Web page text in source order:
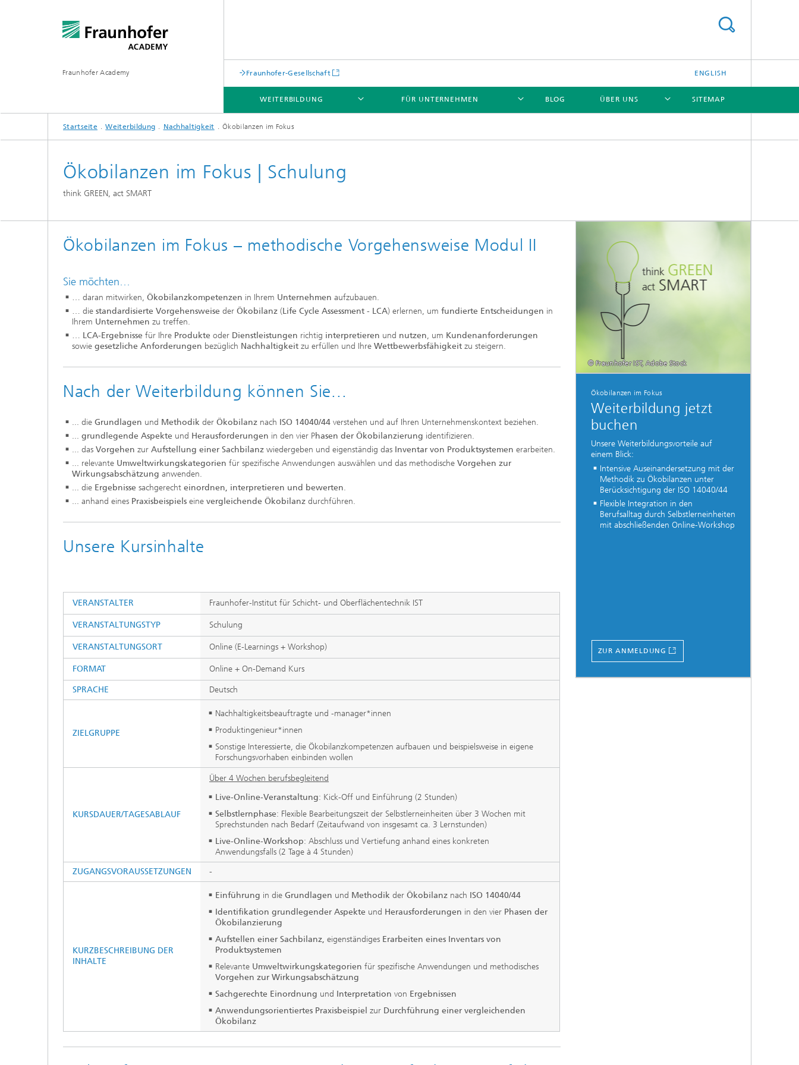
Fraunhofer Academy Fraunhofer-Gesellschaft ENGLISH
WEITERBILDUNG
WEITERBILDUNG
FÜR UNTERNEHMEN
FÜR UNTERNEHMEN
BLOG ÜBER UNS
ÜBER UNS
SITEMAP
Startseite Weiterbildung Nachhaltigkeit Ökobilanzen im Fokus
Ökobilanzen im Fokus | Schulung
think GREEN, act SMART
Ökobilanzen im Fokus – methodische Vorgehensweise Modul II
Sie möchten…
… daran mitwirken, Ökobilanzkompetenzen in Ihrem Unternehmen aufzubauen.
… die standardisierte Vorgehensweise der Ökobilanz (Life Cycle Assessment - LCA) erlernen, um fundierte Entscheidungen in
Ihrem Unternehmen zu treffen.
… LCA-Ergebnisse für Ihre Produkte oder Dienstleistungen richtig interpretieren und nutzen, um Kundenanforderungen
sowie gesetzliche Anforderungen bezüglich Nachhaltigkeit zu erfüllen und Ihre Wettbewerbsfähigkeit zu steigern.
Nach der Weiterbildung können Sie...
... die Grundlagen und Methodik der Ökobilanz nach ISO 14040/44 verstehen und auf Ihren Unternehmenskontext beziehen.
... grundlegende Aspekte und Herausforderungen in den vier Phasen der Ökobilanzierung identifizieren.
... das Vorgehen zur Aufstellung einer Sachbilanz wiedergeben und eigenständig das Inventar von Produktsystemen erarbeiten.
... relevante Umweltwirkungskategorien für spezifische Anwendungen auswählen und das methodische Vorgehen zur
Wirkungsabschätzung anwenden.
... die Ergebnisse sachgerecht einordnen, interpretieren und bewerten.
... anhand eines Praxisbeispiels eine vergleichende Ökobilanz durchführen.
Unsere Kursinhalte
VERANSTALTER Fraunhofer-Institut für Schicht- und Oberflächentechnik IST
VERANSTALTUNGSTYP Schulung
VERANSTALTUNGSORT Online (E-Learnings + Workshop)
FORMAT Online + On-Demand Kurs
SPRACHE Deutsch
ZIELGRUPPE
Nachhaltigkeitsbeauftragte und -manager*innen
Produktingenieur*innen
Sonstige Interessierte, die Ökobilanzkompetenzen aufbauen und beispielsweise in eigene
Forschungsvorhaben einbinden wollen
KURSDAUER/TAGESABLAUF
Über 4 Wochen berufsbegleitend
Live-Online-Veranstaltung: Kick-Off und Einführung (2 Stunden)
Selbstlernphase: Flexible Bearbeitungszeit der Selbstlerneinheiten über 3 Wochen mit
Sprechstunden nach Bedarf (Zeitaufwand von insgesamt ca. 3 Lernstunden)
Live-Online-Workshop: Abschluss und Vertiefung anhand eines konkreten
Anwendungsfalls (2 Tage à 4 Stunden)
ZUGANGSVORAUSSETZUNGEN
-
KURZBESCHREIBUNG DER
INHALTE
Einführung in die Grundlagen und Methodik der Ökobilanz nach ISO 14040/44
Identifikation grundlegender Aspekte und Herausforderungen in den vier Phasen der
Ökobilanzierung
Aufstellen einer Sachbilanz, eigenständiges Erarbeiten eines Inventars von
Produktsystemen
Relevante Umweltwirkungskategorien für spezifische Anwendungen und methodisches
Vorgehen zur Wirkungsabschätzung
Sachgerechte Einordnung und Interpretation von Ergebnissen
Anwendungsorientiertes Praxisbeispiel zur Durchführung einer vergleichenden
Ökobilanz
© Fraunhofer IST, Adobe Stock
Ökobilanzen im Fokus
Weiterbildung jetzt
buchen
Unsere Weiterbildungsvorteile auf
einem Blick:
Intensive Auseinandersetzung mit der
Methodik zu Ökobilanzen unter
Berücksichtigung der ISO 14040/44
Flexible Integration in den
Berufsalltag durch Selbstlerneinheiten
mit abschließenden Online-Workshop
ZUR ANMELDUNG